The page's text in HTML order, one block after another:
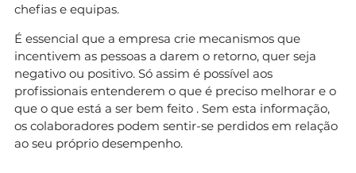
chefias e equipas.
É essencial que a empresa crie mecanismos que
incentivem as pessoas a darem o retorno, quer seja
negativo ou positivo. Só assim é possível aos
profissionais entenderem o que é preciso melhorar e o
que o que está a ser bem feito . Sem esta informação,
os colaboradores podem sentir-se perdidos em relação
ao seu próprio desempenho.